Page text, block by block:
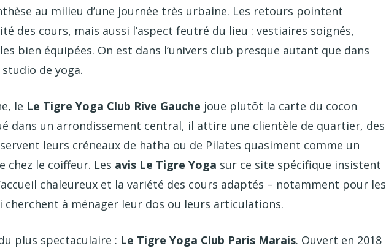
au milieu d’une journée très urbaine. Les retours pointent
des cours, mais aussi l’aspect feutré du lieu : vestiaires soignés,
bien équipées. On est dans l’univers club presque autant que dans
de yoga.
le Le Tigre Yoga Club Rive Gauche joue plutôt la carte du cocon
dans un arrondissement central, il attire une clientèle de quartier, des
leurs créneaux de hatha ou de Pilates quasiment comme un
chez le coiffeur. Les avis Le Tigre Yoga sur ce site spécifique insistent
chaleureux et la variété des cours adaptés – notamment pour les
à ménager leur dos ou leurs articulations.
plus spectaculaire : Le Tigre Yoga Club Paris Marais. Ouvert en 2018